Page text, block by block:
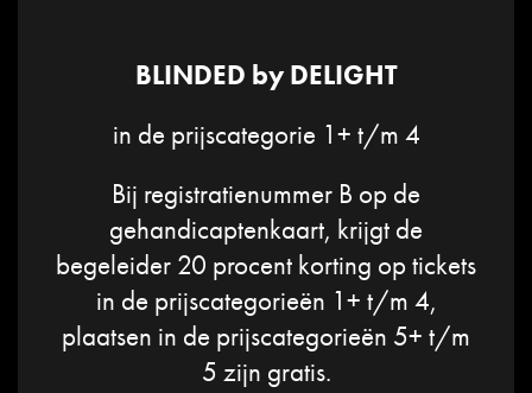
BLINDED by DELIGHT
in de prijscategorie 1+ t/m 4
Bij registratienummer B op de
gehandicaptenkaart, krijgt de
begeleider 20 procent korting op tickets
in de prijscategorieën 1+ t/m 4,
plaatsen in de prijscategorieën 5+ t/m
5 zijn gratis.